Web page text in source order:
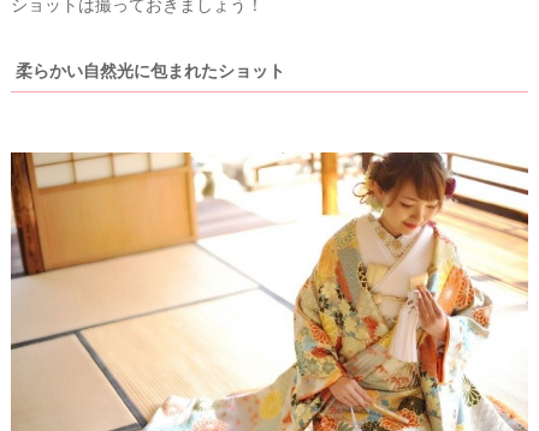
柔らかい自然光に包まれたショット
&
E
S
S
サ
イ